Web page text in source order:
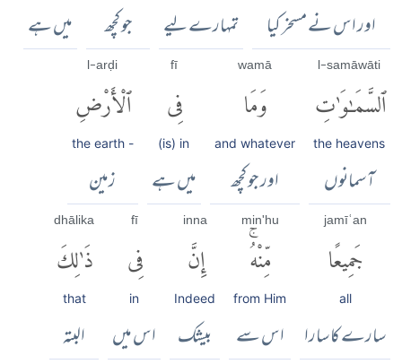
اور اس نے مسخر کیا تمہارے لیے جو کچھ میں ہے
l-samāwāti
ٱلسَّمَٰوَٰتِ
the heavens
آسمانوں
wamā
وَمَا
and whatever
اور جو کچھ
fī
فِى
(is) in
میں ہے
l-arḍi
ٱلْأَرْضِ
the earth -
زمین
jamīʿan
جَمِيعًا
all
سارے کا سارا
min'hu
مِّنْهُۚ
from Him
اس سے
inna
إِنَّ
Indeed
بیشک
fī
فِى
in
اس میں
dhālika
ذَٰلِكَ
that
البتہ